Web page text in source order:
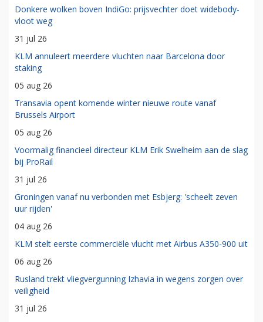
Donkere wolken boven IndiGo: prijsvechter doet widebody-
vloot weg
31 jul 26
KLM annuleert meerdere vluchten naar Barcelona door
staking
05 aug 26
Transavia opent komende winter nieuwe route vanaf
Brussels Airport
05 aug 26
Voormalig financieel directeur KLM Erik Swelheim aan de slag
bij ProRail
31 jul 26
Groningen vanaf nu verbonden met Esbjerg: 'scheelt zeven
uur rijden'
04 aug 26
KLM stelt eerste commerciële vlucht met Airbus A350-900 uit
06 aug 26
Rusland trekt vliegvergunning Izhavia in wegens zorgen over
veiligheid
31 jul 26